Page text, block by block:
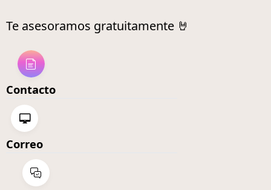
Te asesoramos gratuitamente 🤘
Contacto
Correo